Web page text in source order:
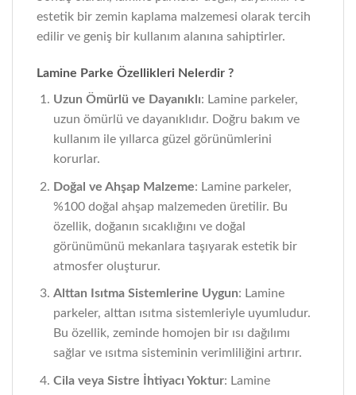
estetik bir zemin kaplama malzemesi olarak tercih
edilir ve geniş bir kullanım alanına sahiptirler.
Lamine Parke Özellikleri Nelerdir ?
Uzun Ömürlü ve Dayanıklı: Lamine parkeler,
uzun ömürlü ve dayanıklıdır. Doğru bakım ve
kullanım ile yıllarca güzel görünümlerini
korurlar.
Doğal ve Ahşap Malzeme: Lamine parkeler,
%100 doğal ahşap malzemeden üretilir. Bu
özellik, doğanın sıcaklığını ve doğal
görünümünü mekanlara taşıyarak estetik bir
atmosfer oluşturur.
Alttan Isıtma Sistemlerine Uygun: Lamine
parkeler, alttan ısıtma sistemleriyle uyumludur.
Bu özellik, zeminde homojen bir ısı dağılımı
sağlar ve ısıtma sisteminin verimliliğini artırır.
Cila veya Sistre İhtiyacı Yoktur: Lamine